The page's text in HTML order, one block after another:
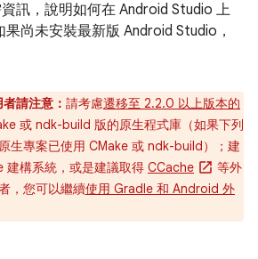
訊，說明如何在 Android Studio 上
尚未安裝最新版 Android Studio，
請注意： 請考慮遷移至 2.2.0 以上版本的
或 ndk-build 版的原生程式庫（如果下列
生專案已使用 CMake 或 ndk-build）；建
建構系統，或是建議取得 CCache
等外
，您可以繼續使用 Gradle 和 Android 外